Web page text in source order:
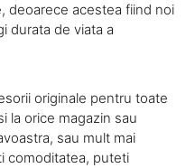
deoarece acestea fiind noi
durata de viata a
originale pentru toate
la orice magazin sau
sau mult mai
comoditatea, puteti